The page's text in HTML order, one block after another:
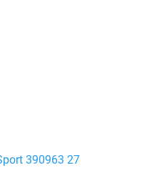
390963 27